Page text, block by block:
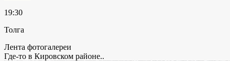
19:30
Толга
Лента фотогалереи
Где-то в Кировском районе..